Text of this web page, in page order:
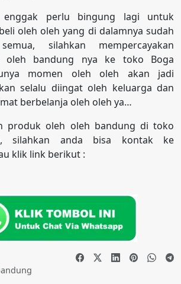
enggak perlu bingung lagi untuk
oleh oleh yang di dalamnya sudah
silahkan mempercayakan
oleh bandung nya ke toko Boga
momen oleh oleh akan jadi
selalu diingat oleh keluarga dan
berbelanja oleh oleh ya…
produk oleh oleh bandung di toko
silahkan anda bisa kontak ke
klik link berikut :